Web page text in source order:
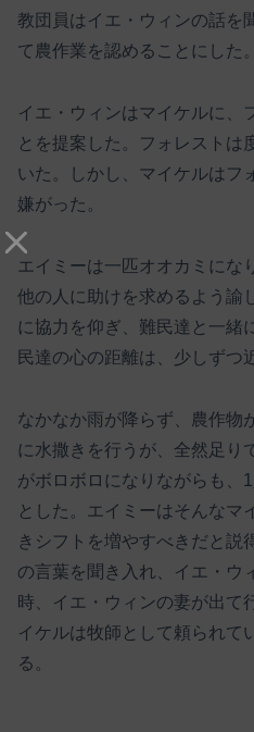
教団員はイエ・ウィンの話を
て農作業を認めることにした。
イエ・ウィンはマイケルに、
とを提案した。フォレストは
いた。しかし、マイケルはフ
嫌がった。
エイミーは一匹オオカミにな
他の人に助けを求めるよう諭
に協力を仰ぎ、難民達と一緒
民達の心の距離は、少しずつ
なかなか雨が降らず、農作物
に水撒きを行うが、全然足り
がボロボロになりながらも、
とした。エイミーはそんなマ
きシフトを増やすべきだと説
の言葉を聞き入れ、イエ・ウ
時、イエ・ウィンの妻が出て
イケルは牧師として頼られて
る。